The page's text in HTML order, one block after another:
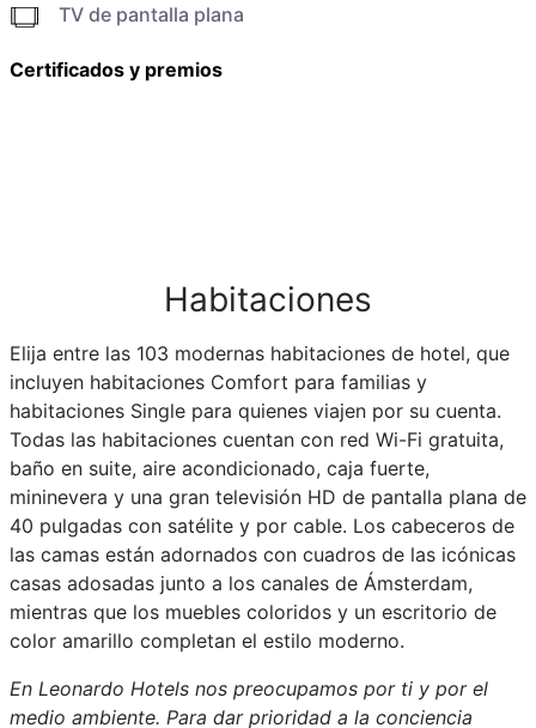
TV de pantalla plana
Certificados y premios
Habitaciones
Elija entre las 103 modernas habitaciones de hotel, que
incluyen habitaciones Comfort para familias y
habitaciones Single para quienes viajen por su cuenta.
Todas las habitaciones cuentan con red Wi-Fi gratuita,
baño en suite, aire acondicionado, caja fuerte,
mininevera y una gran televisión HD de pantalla plana de
40 pulgadas con satélite y por cable. Los cabeceros de
las camas están adornados con cuadros de las icónicas
casas adosadas junto a los canales de Ámsterdam,
mientras que los muebles coloridos y un escritorio de
color amarillo completan el estilo moderno.
En Leonardo Hotels nos preocupamos por ti y por el
medio ambiente. Para dar prioridad a la conciencia